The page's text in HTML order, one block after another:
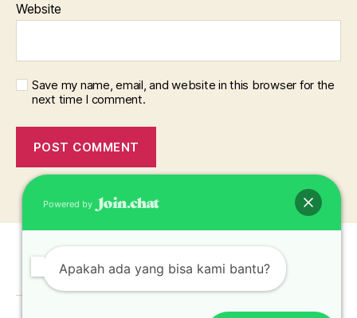
Website
Save my name, email, and website in this browser for the
next time I comment.
Powered by
Apakah ada yang bisa kami bantu?